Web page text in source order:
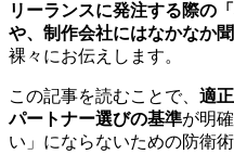
リーランスに発注する際の
や、制作会社にはなかなか
裸々にお伝えします。
この記事を読むことで、 適
パートナー選びの基準が明
い」にならないための防衛